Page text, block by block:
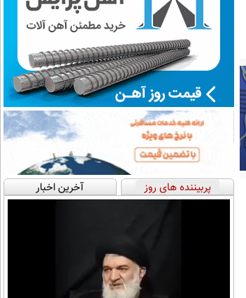
پربیننده های روز آخرین اخبار